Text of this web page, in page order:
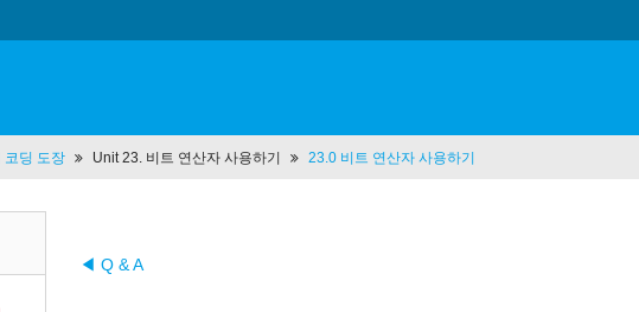
코딩 도장 Unit 23. 비트 연산자 사용하기 23.0 비트 연산자 사용하기
◀ Q & A